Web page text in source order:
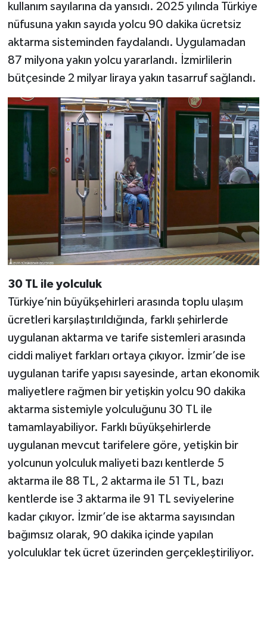
kullanım sayılarına da yansıdı. 2025 yılında Türkiye
nüfusuna yakın sayıda yolcu 90 dakika ücretsiz
aktarma sisteminden faydalandı. Uygulamadan
87 milyona yakın yolcu yararlandı. İzmirlilerin
bütçesinde 2 milyar liraya yakın tasarruf sağlandı.
30 TL ile yolculuk
Türkiye’nin büyükşehirleri arasında toplu ulaşım
ücretleri karşılaştırıldığında, farklı şehirlerde
uygulanan aktarma ve tarife sistemleri arasında
ciddi maliyet farkları ortaya çıkıyor. İzmir’de ise
uygulanan tarife yapısı sayesinde, artan ekonomik
maliyetlere rağmen bir yetişkin yolcu 90 dakika
aktarma sistemiyle yolculuğunu 30 TL ile
tamamlayabiliyor. Farklı büyükşehirlerde
uygulanan mevcut tarifelere göre, yetişkin bir
yolcunun yolculuk maliyeti bazı kentlerde 5
aktarma ile 88 TL, 2 aktarma ile 51 TL, bazı
kentlerde ise 3 aktarma ile 91 TL seviyelerine
kadar çıkıyor. İzmir’de ise aktarma sayısından
bağımsız olarak, 90 dakika içinde yapılan
yolculuklar tek ücret üzerinden gerçekleştiriliyor.